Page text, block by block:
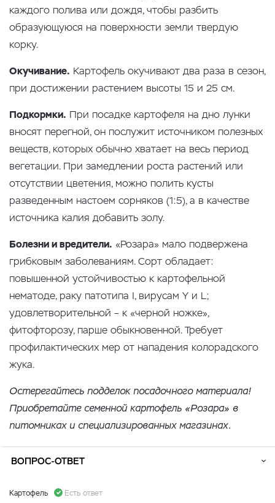
каждого полива или дождя, чтобы разбить
образующуюся на поверхности земли твердую
корку.
Окучивание. Картофель окучивают два раза в сезон,
при достижении растением высоты 15 и 25 см.
Подкормки. При посадке картофеля на дно лунки
вносят перегной, он послужит источником полезных
веществ, которых обычно хватает на весь период
вегетации. При замедлении роста растений или
отсутствии цветения, можно полить кусты
разведенным настоем сорняков (1:5), а в качестве
источника калия добавить золу.
Болезни и вредители. «Розара» мало подвержена
грибковым заболеваниям. Сорт обладает:
повышенной устойчивостью к картофельной
нематоде, раку патотипа І, вирусам Y и L;
удовлетворительной – к «черной ножке»,
фитофторозу, парше обыкновенной. Требует
профилактических мер от нападения колорадского
жука.
Остерегайтесь подделок посадочного материала!
Приобретайте семенной картофель «Розара» в
питомниках и специализированных магазинах.
ВОПРОС-ОТВЕТ
Картофель Есть ответ